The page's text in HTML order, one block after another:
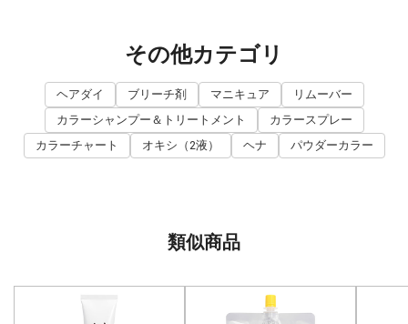
その他カテゴリ
ヘアダイ ブリーチ剤 マニキュア
リムーバー
カラーシャンプー＆トリートメント
カラースプレー
カラーチャート
オキシ（2液） ヘナ パウダーカラー
類似商品